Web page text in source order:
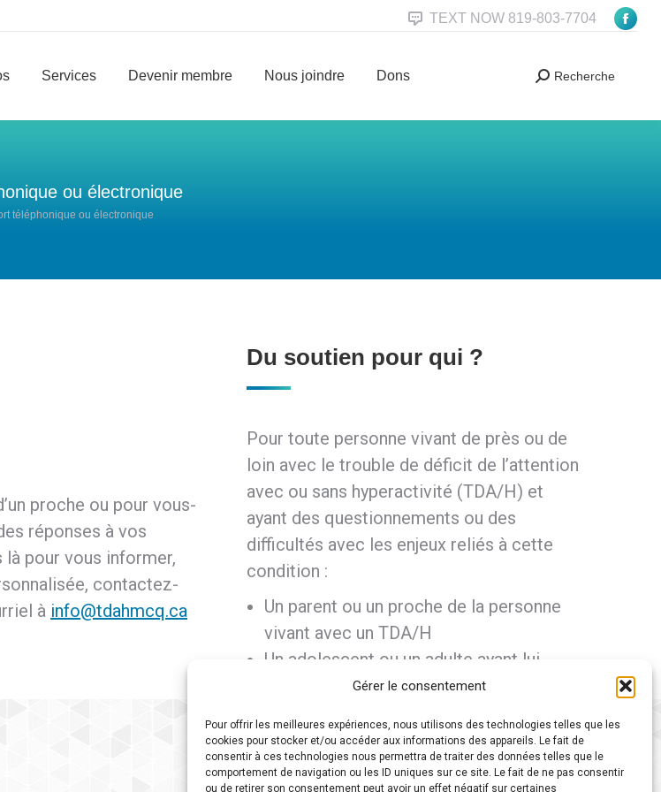
Gérer le consentement
Pour offrir les meilleures expériences, nous utilisons des technologies telles que les
cookies pour stocker et/ou accéder aux informations des appareils. Le fait de
consentir à ces technologies nous permettra de traiter des données telles que le
comportement de navigation ou les ID uniques sur ce site. Le fait de ne pas consentir
ou de retirer son consentement peut avoir un effet négatif sur certaines
TEXT NOW 819-803-7704
new
Services Devenir membre Nous joindre Dons Search:
Recherche
ou électronique
:
téléphonique ou électronique
proche ou pour vous-
réponses à vos
là pour vous informer,
contactez-
à info@tdahmcq.ca
Du soutien pour qui ?
Pour toute personne vivant de près ou de
loin avec le trouble de déficit de l’attention
avec ou sans hyperactivité (TDA/H) et
ayant des questionnements ou des
difficultés avec les enjeux reliés à cette
condition :
Un parent ou un proche de la personne
vivant avec un TDA/H
Un adolescent ou un adulte ayant lui-
même un TDA/H